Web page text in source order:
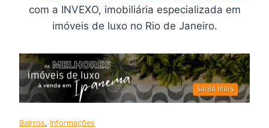
com a INVEXO, imobiliária especializada em
imóveis de luxo no Rio de Janeiro.
Bairros, Informações